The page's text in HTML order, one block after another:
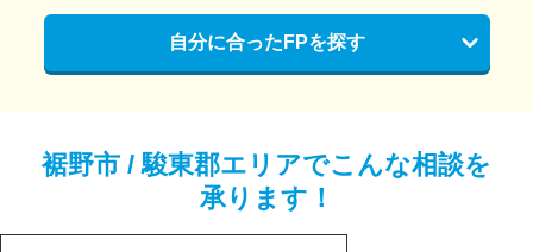
自分に合ったFPを探す
裾野市 / 駿東郡エリアでこんな相談を
承ります！